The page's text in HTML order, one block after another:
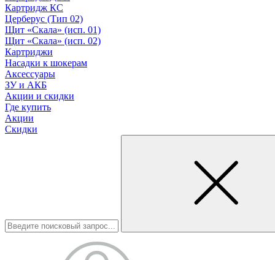
Картридж КС
Церберус (Тип 02)
Щит «Скала» (исп. 01)
Щит «Скала» (исп. 02)
Картриджи
Насадки к шокерам
Аксессуары
ЗУ и АКБ
Акции и скидки
Где купить
Акции
Скидки